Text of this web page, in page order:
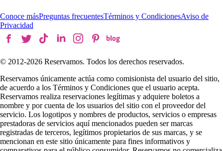
Conoce másPreguntas frecuentesTérminos y CondicionesAviso de
Privacidad
© 2012-2026 Reservamos. Todos los derechos reservados.
Reservamos únicamente actúa como comisionista del usuario del sitio,
de acuerdo a los Términos y Condiciones que el usuario acepta.
Reservamos realiza reservaciones legítimas y adquiere boletos a
nombre y por cuenta de los usuarios del sitio con el proveedor del
servicio. Los logotipos y nombres de productos, servicios o empresas
prestadoras de servicios aquí mencionados pueden ser marcas
registradas de terceros, legítimos propietarios de sus marcas, y se
mencionan en este sitio únicamente para fines informativos y